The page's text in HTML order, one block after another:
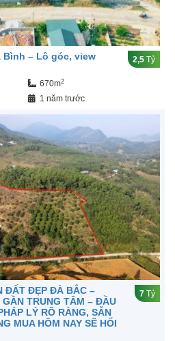
– Lô góc, view
2,5 Tỷ
670m2
1 năm trước
ĐẤT ĐẸP ĐÀ BẮC –
GẦN TRUNG TÂM – ĐẦU
LÝ RÕ RÀNG, SẴN
MUA HÔM NAY SẼ HỐI
7 Tỷ